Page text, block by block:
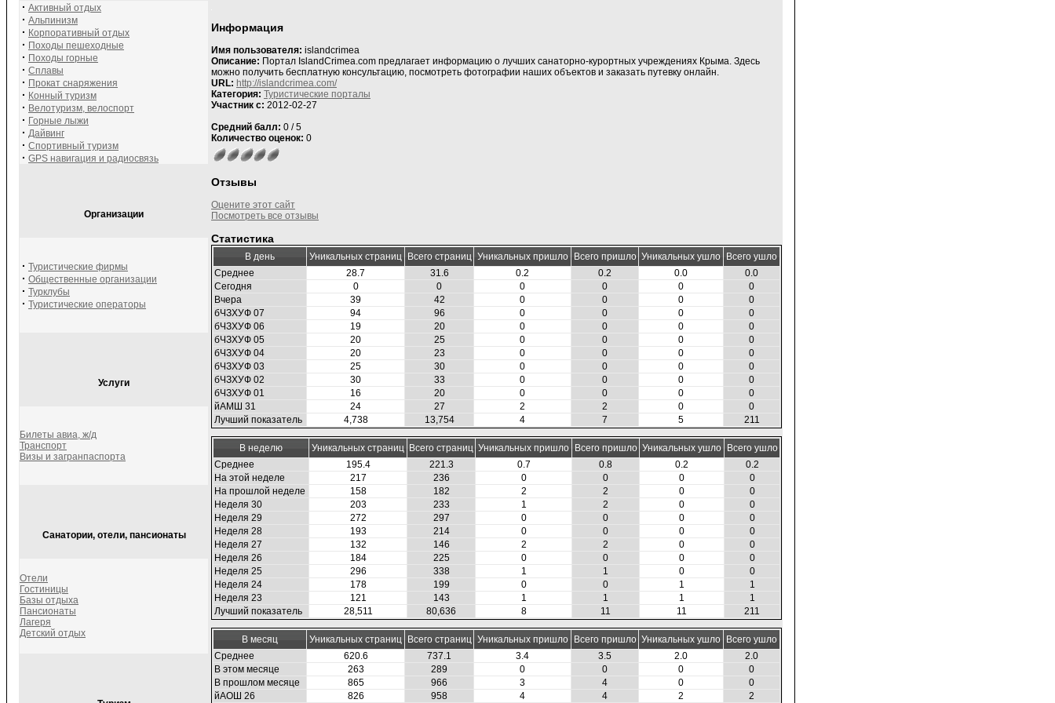
· Активный отдых
· Альпинизм
· Корпоративный отдых
· Походы пешеходные
· Походы горные
· Сплавы
· Прокат снаряжения
· Конный туризм
· Велотуризм, велоспорт
· Горные лыжи
· Дайвинг
· Спортивный туризм
· GPS навигация и радиосвязь
Организации
· Туристические фирмы
· Общественные организации
· Турклубы
· Туристические операторы
Услуги
Билеты авиа, ж/д
Транспорт
Визы и загранпаспорта
Санатории, отели, пансионаты
Отели
Гостиницы
Базы отдыха
Пансионаты
Лагеря
Детский отдых
Информация
Имя пользователя: islandcrimea
Описание: Портал IslandCrimea.com предлагает информацию о лучших санаторно-курортных учреждениях Крыма. Здесь
можно получить бесплатную консультацию, посмотреть фотографии наших объектов и заказать путевку онлайн.
URL: http://islandcrimea.com/
Категория: Туристические порталы
Участник с: 2012-02-27
Средний балл: 0 / 5
Количество оценок: 0
Отзывы
Оцените этот сайт
Посмотреть все отзывы
Статистика
В день Уникальных страниц Всего страниц Уникальных пришло Всего пришло Уникальных ушло
Всего ушло
Среднее
28.7 31.6 0.2 0.2 0.0
0.0
Сегодня
0 0 0 0 0
0
Вчера
39 42 0 0 0
0
бЧЗХУФ 07
94 96 0 0 0
0
бЧЗХУФ 06
19 20 0 0 0
0
бЧЗХУФ 05
20 25 0 0 0
0
бЧЗХУФ 04
20 23 0 0 0
0
бЧЗХУФ 03
25 30 0 0 0
0
бЧЗХУФ 02
30 33 0 0 0
0
бЧЗХУФ 01
16 20 0 0 0
0
йАМШ 31
24 27 2 2 0
0
Лучший показатель
4,738 13,754 4 7 5 211
В неделю Уникальных страниц Всего страниц Уникальных пришло Всего пришло Уникальных ушло
Всего ушло
Среднее
195.4 221.3 0.7 0.8 0.2
0.2
На этой неделе
217 236 0 0 0
0
На прошлой неделе
158 182 2 2 0
0
Неделя 30
203 233 1 2 0
0
Неделя 29
272 297 0 0 0
0
Неделя 28
193 214 0 0 0
0
Неделя 27
132 146 2 2 0
0
Неделя 26
184 225 0 0 0
0
Неделя 25
296 338 1 1 0
0
Неделя 24
178 199 0 0 1
1
Неделя 23
121 143 1 1 1
1
Лучший показатель
28,511 80,636 8 11 11 211
В месяц Уникальных страниц Всего страниц Уникальных пришло Всего пришло Уникальных ушло
Всего ушло
Среднее
620.6 737.1 3.4 3.5 2.0
2.0
В этом месяце
263 289 0 0 0
0
В прошлом месяце
865 966 3 4 0
0
йАОШ 26
826 958 4 4 2 2